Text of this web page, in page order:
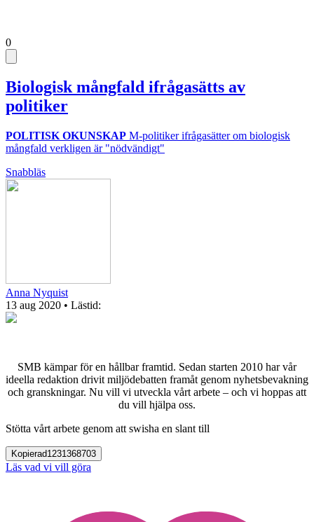
0
Biologisk mångfald ifrågasätts av
politiker
POLITISK OKUNSKAP M-politiker ifrågasätter om biologisk
mångfald verkligen är "nödvändigt"
Snabbläs
Anna Nyquist
13 aug 2020 • Lästid:
SMB kämpar för en hållbar framtid. Sedan starten 2010 har vår
ideella redaktion drivit miljödebatten framåt genom nyhetsbevakning
och granskningar. Nu vill vi utveckla vårt arbete – och vi hoppas att
du vill hjälpa oss.
Stötta vårt arbete genom att swisha en slant till
Kopierad1231368703
Läs vad vi vill göra